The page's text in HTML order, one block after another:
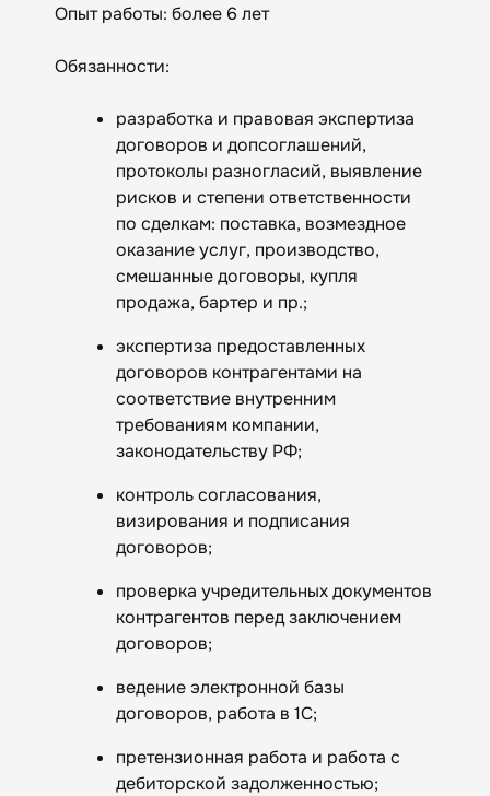
Опыт работы: более 6 лет
Обязанности:
разработка и правовая экспертиза
договоров и допсоглашений,
протоколы разногласий, выявление
рисков и степени ответственности
по сделкам: поставка, возмездное
оказание услуг, производство,
смешанные договоры, купля
продажа, бартер и пр.;
экспертиза предоставленных
договоров контрагентами на
соответствие внутренним
требованиям компании,
законодательству РФ;
контроль согласования,
визирования и подписания
договоров;
проверка учредительных документов
контрагентов перед заключением
договоров;
ведение электронной базы
договоров, работа в 1С;
претензионная работа и работа с
дебиторской задолженностью;